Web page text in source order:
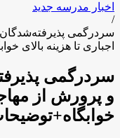
اخبار مدرسه جدید
/
سردرگمی
اجباری تا هزینه بالای
سردرگمی
و پرورش از